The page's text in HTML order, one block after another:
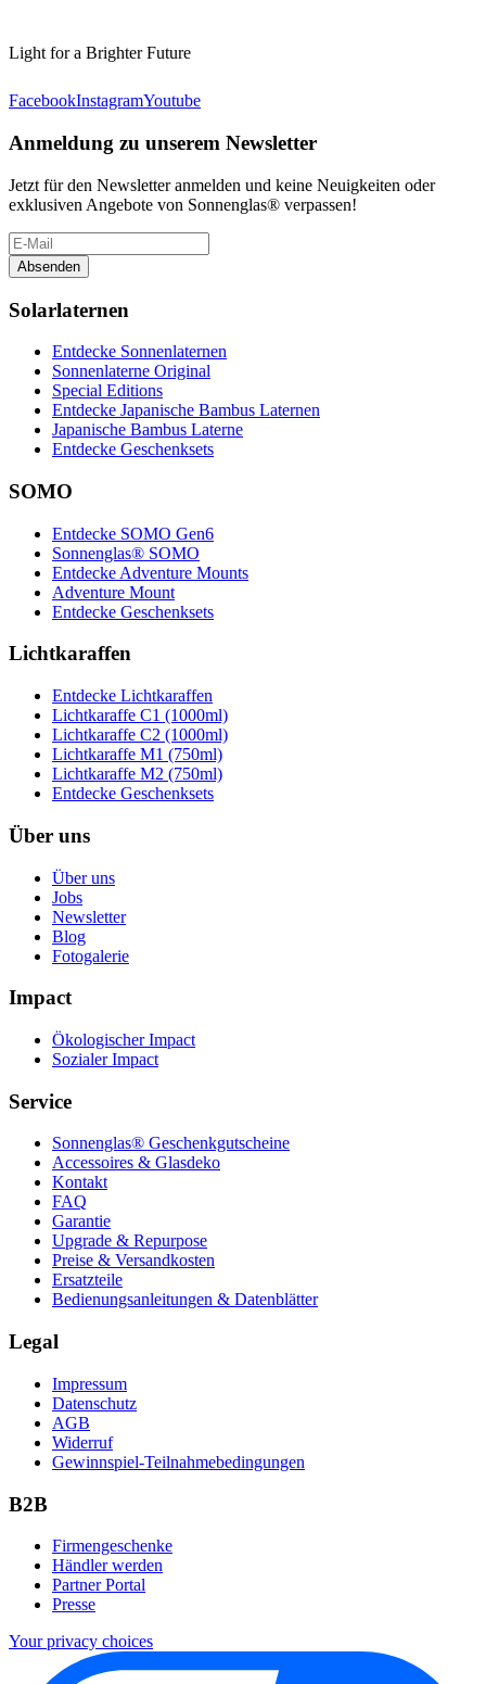
Light for a Brighter Future
FacebookInstagramYoutube
Anmeldung zu unserem Newsletter
Jetzt für den Newsletter anmelden und keine Neuigkeiten oder
exklusiven Angebote von Sonnenglas® verpassen!
Absenden
Solarlaternen
Entdecke Sonnenlaternen
Sonnenlaterne Original
Special Editions
Entdecke Japanische Bambus Laternen
Japanische Bambus Laterne
Entdecke Geschenksets
SOMO
Entdecke SOMO Gen6
Sonnenglas® SOMO
Entdecke Adventure Mounts
Adventure Mount
Entdecke Geschenksets
Lichtkaraffen
Entdecke Lichtkaraffen
Lichtkaraffe C1 (1000ml)
Lichtkaraffe C2 (1000ml)
Lichtkaraffe M1 (750ml)
Lichtkaraffe M2 (750ml)
Entdecke Geschenksets
Über uns
Über uns
Jobs
Newsletter
Blog
Fotogalerie
Impact
Ökologischer Impact
Sozialer Impact
Service
Sonnenglas® Geschenkgutscheine
Accessoires & Glasdeko
Kontakt
FAQ
Garantie
Upgrade & Repurpose
Preise & Versandkosten
Ersatzteile
Bedienungsanleitungen & Datenblätter
Legal
Impressum
Datenschutz
AGB
Widerruf
Gewinnspiel-Teilnahmebedingungen
B2B
Firmengeschenke
Händler werden
Partner Portal
Presse
Your privacy choices